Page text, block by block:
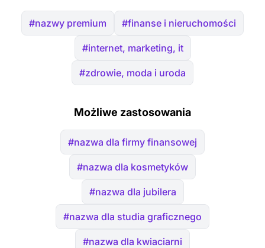
#nazwy premium #finanse i nieruchomości
#internet, marketing, it
#zdrowie, moda i uroda
Możliwe zastosowania
#nazwa dla firmy finansowej
#nazwa dla kosmetyków
#nazwa dla jubilera
#nazwa dla studia graficznego
#nazwa dla kwiaciarni